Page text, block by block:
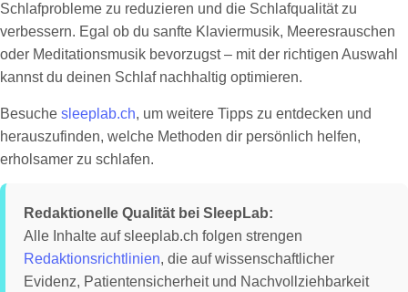
Schlafprobleme zu reduzieren und die Schlafqualität zu
verbessern. Egal ob du sanfte Klaviermusik, Meeresrauschen
oder Meditationsmusik bevorzugst – mit der richtigen Auswahl
kannst du deinen Schlaf nachhaltig optimieren.
Besuche sleeplab.ch, um weitere Tipps zu entdecken und
herauszufinden, welche Methoden dir persönlich helfen,
erholsamer zu schlafen.
Redaktionelle Qualität bei SleepLab:
Alle Inhalte auf sleeplab.ch folgen strengen
Redaktionsrichtlinien, die auf wissenschaftlicher
Evidenz, Patientensicherheit und Nachvollziehbarkeit